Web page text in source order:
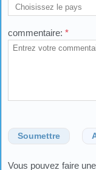
commentaire: *
Soumettre
Vous pouvez faire